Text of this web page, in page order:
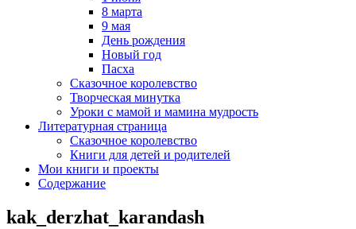
8 марта
9 мая
День рождения
Новый год
Пасха
Сказочное королевство
Творческая минутка
Уроки с мамой и мамина мудрость
Литературная страница
Сказочное королевство
Книги для детей и родителей
Мои книги и проекты
Содержание
kak_derzhat_karandash